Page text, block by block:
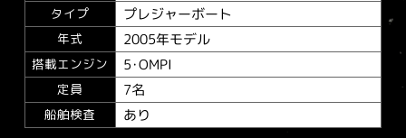
タイプ プレジャーボート
年式 2005年モデル
搭載エンジン 5･OMPI
定員 7名
船舶検査 あり